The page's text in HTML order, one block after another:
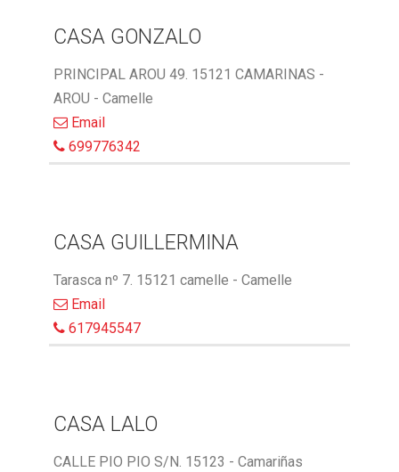
CASA GONZALO
PRINCIPAL AROU 49. 15121 CAMARINAS -
AROU - Camelle
Email
699776342
CASA GUILLERMINA
Tarasca nº 7. 15121 camelle - Camelle
Email
617945547
CASA LALO
CALLE PIO PIO S/N. 15123 - Camariñas